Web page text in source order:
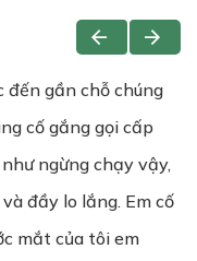
đến gần chỗ chúng
cố gắng gọi cấp
ngừng chạy vậy,
đầy lo lắng. Em cố
mắt của tôi em